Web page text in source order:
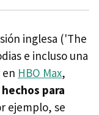
inglesa ('The
e incluso una
HBO Max,
para
ejemplo, se